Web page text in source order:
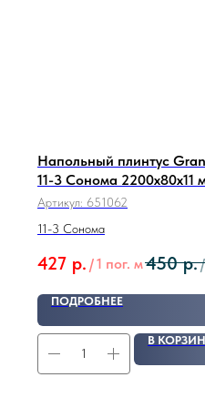
Напольный плинтус
11-3 Сонома 2200х80х11
Артикул: 651062
11-3 Сонома
427 р. /1 пог. м450 р./
ПОДРОБНЕЕ
В